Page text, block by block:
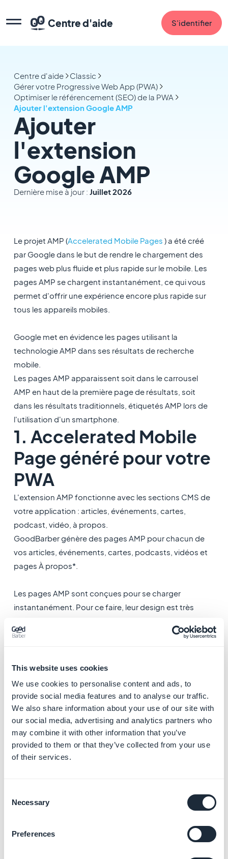
This website uses cookies
We use cookies to personalise content and ads, to
provide social media features and to analyse our traffic.
We also share information about your use of our site with
our social media, advertising and analytics partners who
may combine it with other information that you’ve
provided to them or that they’ve collected from your use
of their services.
Selection
Necessary
Preferences
Centre d'aide S'identifier
Centre d'aide
Classic
Gérer votre Progressive Web App (PWA)
Optimiser le référencement (SEO) de la PWA
Ajouter l'extension Google AMP
Ajouter
l'extension
Google AMP
Dernière mise à jour : Juillet 2026
Le projet AMP (Accelerated Mobile Pages ) a été créé
par Google dans le but de rendre le chargement des
pages web plus fluide et plus rapide sur le mobile. Les
pages AMP se chargent instantanément, ce qui vous
permet d'offrir une expérience encore plus rapide sur
tous les appareils mobiles.
Google met en évidence les pages utilisant la
technologie AMP dans ses résultats de recherche
mobile.
Les pages AMP apparaissent soit dans le carrousel
AMP en haut de la première page de résultats, soit
dans les résultats traditionnels, étiquetés AMP lors de
l'utilisation d'un smartphone.
1. Accelerated Mobile
Page généré pour votre
PWA
L'extension AMP fonctionne avec les sections CMS de
votre application : articles, événements, cartes,
podcast, vidéo, à propos.
GoodBarber génère des pages AMP pour chacun de
vos articles, événements, cartes, podcasts, vidéos et
pages À propos*.
Les pages AMP sont conçues pour se charger
instantanément. Pour ce faire, leur design est très
Les pages AMP sont également mises en cache
Les urls de vos pages AMP sont sous la forme :
https://www.domain.com/amp/rest-of-your-url-page
*Les pages d'affichage listes de vos sections, ou la
page d'accueil de votre PWA par exemple, n'ont pas de
2. Activer ou désactiver
l'Extension Google AMP
- Accelerated Mobile